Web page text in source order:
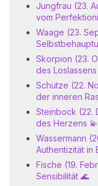
Jungfrau (23.
vom
Waage (23.
Skorpion (23.
des Loslassens
Schütze (22.
der inneren
Steinbock (22.
des Herzens 💫
Wassermann
Authentizität in
Fische (19.
Sensibilität 🌊